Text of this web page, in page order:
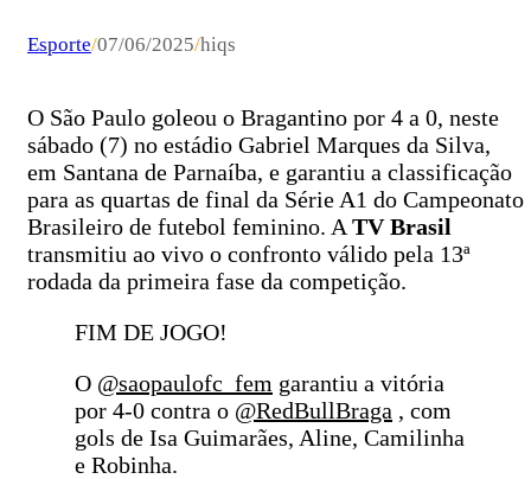
Esporte/07/06/2025/hiqs
O São Paulo goleou o Bragantino por 4 a 0, neste
sábado (7) no estádio Gabriel Marques da Silva,
em Santana de Parnaíba, e garantiu a classificação
para as quartas de final da Série A1 do Campeonato
Brasileiro de futebol feminino. A TV Brasil
transmitiu ao vivo o confronto válido pela 13ª
rodada da primeira fase da competição.
FIM DE JOGO!
O @saopaulofc_fem garantiu a vitória
por 4-0 contra o @RedBullBraga , com
gols de Isa Guimarães, Aline, Camilinha
e Robinha.